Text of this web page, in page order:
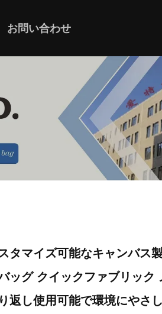
お問い合わせ
タマイズ可能なキャンバス
ッグ クイックファブリック
返し使用可能で環境にやさ